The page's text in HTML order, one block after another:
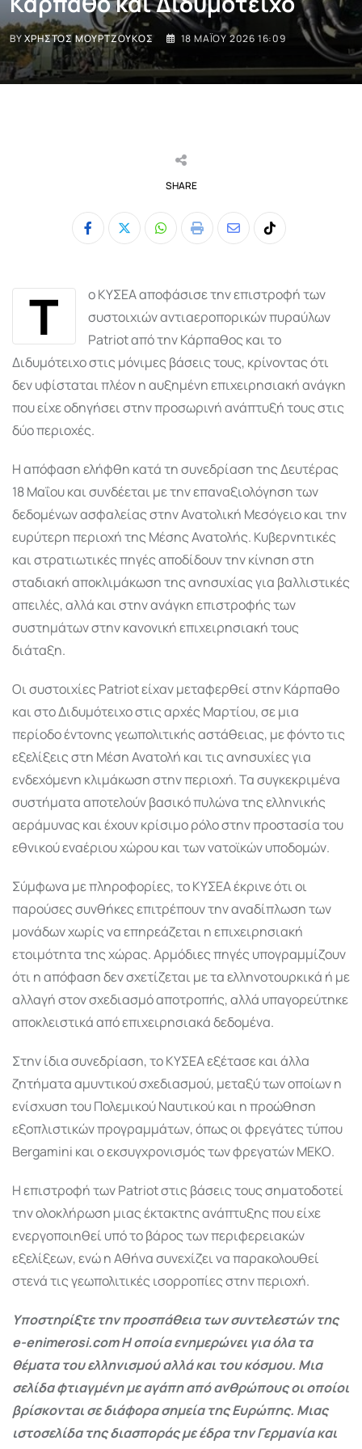
BYΧΡΉΣΤΟΣ ΜΟΥΡΤΖΟΎΚΟΣ 18 ΜΑΪ́ΟΥ 2026 16:09
SHARE
Whatsapp
Print
ShareTiktok
Τ οΚΥΣΕΑαποφάσισε την επιστροφή των
συστοιχιών αντιαεροπορικών πυραύλων
Patriot από τηνΚάρπαθος και το
Διδυμότειχοστις μόνιμες βάσεις τους, κρίνοντας ότι
δεν υφίσταται πλέον η αυξημένη επιχειρησιακή ανάγκη
που είχε οδηγήσει στην προσωρινή ανάπτυξή τους στις
δύο περιοχές.
Η απόφαση ελήφθη κατά τη συνεδρίαση της Δευτέρας
18 Μαΐου και συνδέεται με την επαναξιολόγηση των
δεδομένων ασφαλείας στην Ανατολική Μεσόγειο και την
ευρύτερη περιοχή της Μέσης Ανατολής. Κυβερνητικές
και στρατιωτικές πηγές αποδίδουν την κίνηση στη
σταδιακή αποκλιμάκωση της ανησυχίας για βαλλιστικές
απειλές, αλλά και στην ανάγκη επιστροφής των
συστημάτων στην κανονική επιχειρησιακή τους
διάταξη.
Οι συστοιχίες Patriot είχαν μεταφερθεί στην Κάρπαθο
και στο Διδυμότειχο στις αρχές Μαρτίου, σε μια
περίοδο έντονης γεωπολιτικής αστάθειας, με φόντο τις
εξελίξεις στη Μέση Ανατολή και τις ανησυχίες για
ενδεχόμενη κλιμάκωση στην περιοχή. Τα συγκεκριμένα
συστήματα αποτελούν βασικό πυλώνα της ελληνικής
αεράμυνας και έχουν κρίσιμο ρόλο στην προστασία του
εθνικού εναέριου χώρου και των νατοϊκών υποδομών.
Σύμφωνα με πληροφορίες, το ΚΥΣΕΑ έκρινε ότι οι
παρούσες συνθήκες επιτρέπουν την αναδίπλωση των
μονάδων χωρίς να επηρεάζεται η επιχειρησιακή
ετοιμότητα της χώρας. Αρμόδιες πηγές υπογραμμίζουν
ότι η απόφαση δεν σχετίζεται με τα ελληνοτουρκικά ή με
αλλαγή στον σχεδιασμό αποτροπής, αλλά υπαγορεύτηκε
αποκλειστικά από επιχειρησιακά δεδομένα.
Στην ίδια συνεδρίαση, το ΚΥΣΕΑ εξέτασε και άλλα
ζητήματα αμυντικού σχεδιασμού, μεταξύ των οποίων η
ενίσχυση του Πολεμικού Ναυτικού και η προώθηση
εξοπλιστικών προγραμμάτων, όπως οι φρεγάτες τύπου
Bergamini και ο εκσυγχρονισμός των φρεγατών ΜΕΚΟ.
Η επιστροφή των Patriot στις βάσεις τους σηματοδοτεί
την ολοκλήρωση μιας έκτακτης ανάπτυξης που είχε
ενεργοποιηθεί υπό το βάρος των περιφερειακών
εξελίξεων, ενώ η Αθήνα συνεχίζει να παρακολουθεί
στενά τις γεωπολιτικές ισορροπίες στην περιοχή.
Υποστηρίξτε την προσπάθεια των συντελεστών της
e-enimerosi.com Η οποία ενημερώνει για όλα τα
θέματα του ελληνισμού αλλά και του κόσμου. Μια
σελίδα φτιαγμένη με αγάπη από ανθρώπους οι οποίοι
βρίσκονται σε διάφορα σημεία της Ευρώπης. Μιας
ιστοσελίδα της διασποράς με έδρα την Γερμανία και